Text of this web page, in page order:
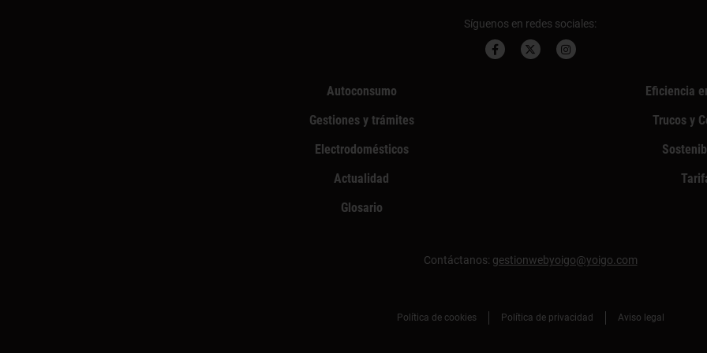
Síguenos en redes sociales:
Autoconsumo
Eficiencia
Gestiones y trámites
Trucos y
Electrodomésticos
Actualidad
Glosario
Contáctanos: gestionwebyoigo@yoigo.com
Política de cookies Política de privacidad Aviso legal